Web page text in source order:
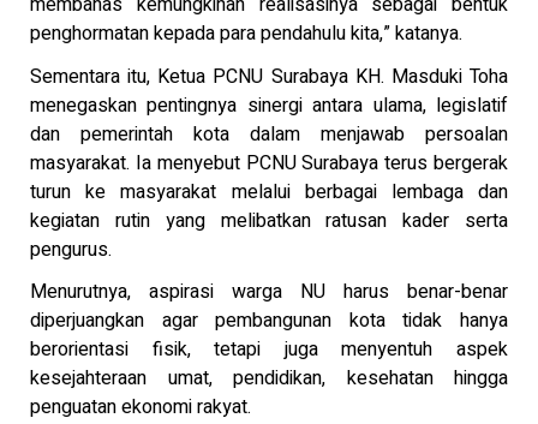
penghormatan kepada para pendahulu kita,” katanya.
Sementara itu, Ketua PCNU Surabaya KH. Masduki Toha
menegaskan pentingnya sinergi antara ulama, legislatif
dan pemerintah kota dalam menjawab persoalan
masyarakat. Ia menyebut PCNU Surabaya terus bergerak
turun ke masyarakat melalui berbagai lembaga dan
kegiatan rutin yang melibatkan ratusan kader serta
pengurus.
Menurutnya, aspirasi warga NU harus benar-benar
diperjuangkan agar pembangunan kota tidak hanya
berorientasi fisik, tetapi juga menyentuh aspek
kesejahteraan umat, pendidikan, kesehatan hingga
penguatan ekonomi rakyat.